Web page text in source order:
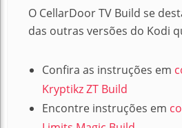
O CellarDoor TV Build se
das outras versões do Kodi
Confira as instruções em
Kryptikz ZT Build
Encontre instruções em